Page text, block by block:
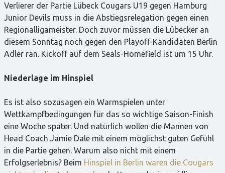
Verlierer der Partie Lübeck Cougars U19 gegen Hamburg
Junior Devils muss in die Abstiegsrelegation gegen einen
Regionalligameister. Doch zuvor müssen die Lübecker an
diesem Sonntag noch gegen den Playoff-Kandidaten Berlin
Adler ran. Kickoff auf dem Seals-Homefield ist um 15 Uhr.
Niederlage im Hinspiel
Es ist also sozusagen ein Warmspielen unter
Wettkampfbedingungen für das so wichtige Saison-Finish
eine Woche später. Und natürlich wollen die Mannen von
Head Coach Jamie Dale mit einem möglichst guten Gefühl
in die Partie gehen. Warum also nicht mit einem
Erfolgserlebnis? Beim Hinspiel in Berlin waren die Cougars